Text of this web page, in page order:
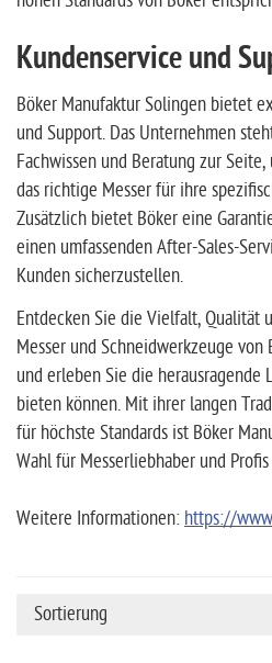
Kundenservice und
Böker Manufaktur Solingen bietet
und Support. Das Unternehmen
Fachwissen und Beratung zur
das richtige Messer für ihre
Zusätzlich bietet Böker eine
einen umfassenden After-Sales-
Kunden sicherzustellen.
Entdecken Sie die Vielfalt, Qualität
Messer und Schneidwerkzeuge
und erleben Sie die herausragende
bieten können. Mit ihrer langen
für höchste Standards ist Böker
Wahl für Messerliebhaber und
Weitere Informationen: https://
Sortierung